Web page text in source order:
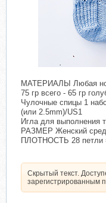
МАТЕРИАЛЫ Любая
75 гр всего - 65 гр
Чулочные спицы 1
(или 2.5mm)/US1
Игла для выполнения
РАЗМЕР Женский
ПЛОТНОСТЬ 28 петли
Скрытый текст.
зарегистрированным